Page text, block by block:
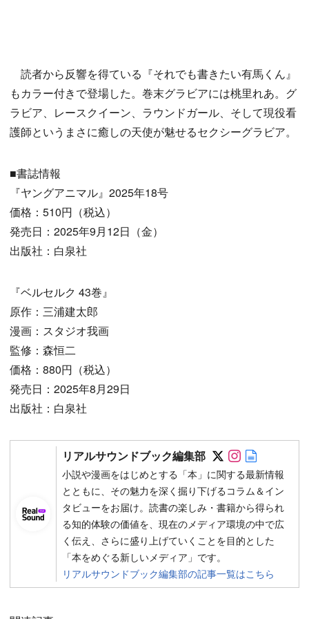
読者から反響を得ている『それでも書きたい有馬くん』
もカラー付きで登場した。巻末グラビアには桃里れあ。グ
ラビア、レースクイーン、ラウンドガール、そして現役看
護師というまさに癒しの天使が魅せるセクシーグラビア。
■書誌情報
『ヤングアニマル』2025年18号
価格：510円（税込）
発売日：2025年9月12日（金）
出版社：白泉社
『ベルセルク 43巻』
原作：三浦建太郎
漫画：スタジオ我画
監修：森恒二
価格：880円（税込）
発売日：2025年8月29日
出版社：白泉社
リアルサウンドブック編集部 Follow on
Follow on
小説や漫画をはじめとする「本」に関する最新情報
とともに、その魅力を深く掘り下げるコラム＆イン
タビューをお届け。読書の楽しみ・書籍から得られ
る知的体験の価値を、現在のメディア環境の中で広
く伝え、さらに盛り上げていくことを目的とした
「本をめぐる新しいメディア」です。
リアルサウンドブック編集部の記事一覧はこちら